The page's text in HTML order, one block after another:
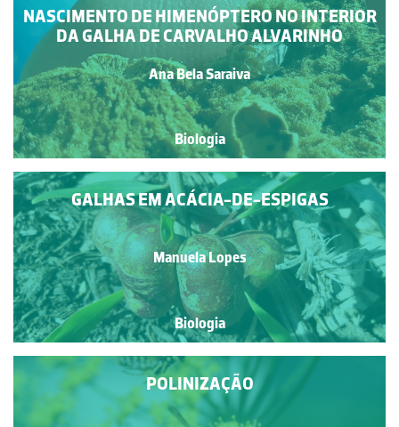
NASCIMENTO DE HIMENÓPTERO NO INTERIOR
DA GALHA DE CARVALHO ALVARINHO
Ana Bela Saraiva
Biologia
GALHAS EM ACÁCIA-DE-ESPIGAS
Manuela Lopes
Biologia
POLINIZAÇÃO